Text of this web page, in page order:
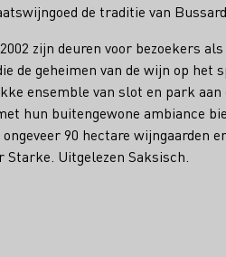
de traditie van
zijn deuren voor bezoekers
de geheimen van de wijn op het
ensemble van slot en park aan
hun buitengewone ambiance
90 hectare wijngaarden
Uitgelezen Saksisch.